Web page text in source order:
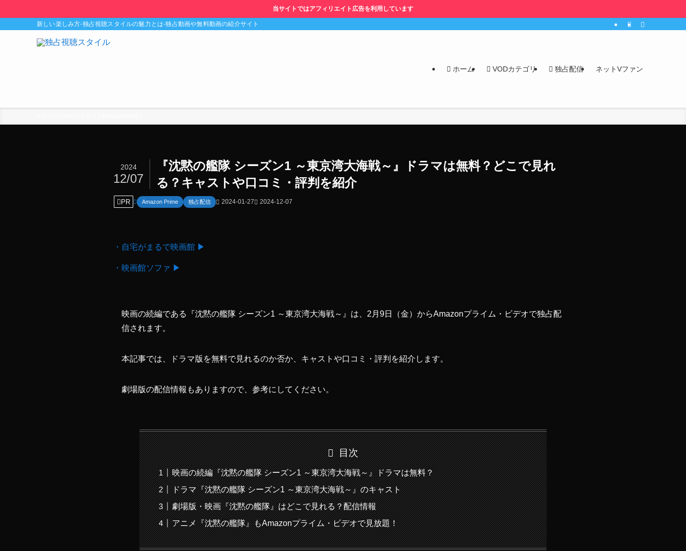
当サイトではアフィリエイト広告を利用しています
新しい楽しみ方-独占視聴スタイルの魅力とは-独占動画や無料動画の紹介サイト
ホーム VODカテゴリ 独占配信 ネットVファン
『沈黙の艦隊 シーズン1 ～東京湾大海戦～』ドラマは無料？どこで見れ
る？キャストや口コミ・評判を紹介
2024
12/07
PR Amazon Prime 独占配信 2024-01-27 2024-12-07
・自宅がまるで映画館 ▶
・映画館ソファ ▶
映画の続編である『沈黙の艦隊 シーズン1 ～東京湾大海戦～』は、2月9日（金）からAmazonプライム・ビデオで独占配
信されます。
本記事では、ドラマ版を無料で見れるのか否か、キャストや口コミ・評判を紹介します。
劇場版の配信情報もありますので、参考にしてください。
目次
映画の続編『沈黙の艦隊 シーズン1 ～東京湾大海戦～』ドラマは無料？
ドラマ『沈黙の艦隊 シーズン1 ～東京湾大海戦～』のキャスト
劇場版・映画『沈黙の艦隊』はどこで見れる？配信情報
アニメ『沈黙の艦隊』もAmazonプライム・ビデオで見放題！